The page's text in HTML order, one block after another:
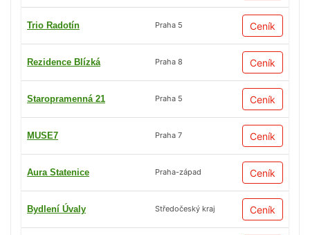
Trio Radotín Praha 5 Ceník
Rezidence Blízká Praha 8 Ceník
Staropramenná 21 Praha 5 Ceník
MUSE7 Praha 7 Ceník
Aura Statenice Praha-západ Ceník
Bydlení Úvaly Středočeský kraj Ceník